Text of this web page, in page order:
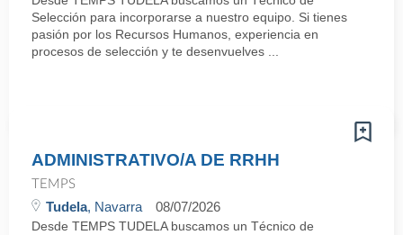
Selección para incorporarse a nuestro equipo. Si tienes
pasión por los Recursos Humanos, experiencia en
procesos de selección y te desenvuelves ...
ADMINISTRATIVO/A DE RRHH
TEMPS
Tudela, Navarra 08/07/2026
Desde TEMPS TUDELA buscamos un Técnico de